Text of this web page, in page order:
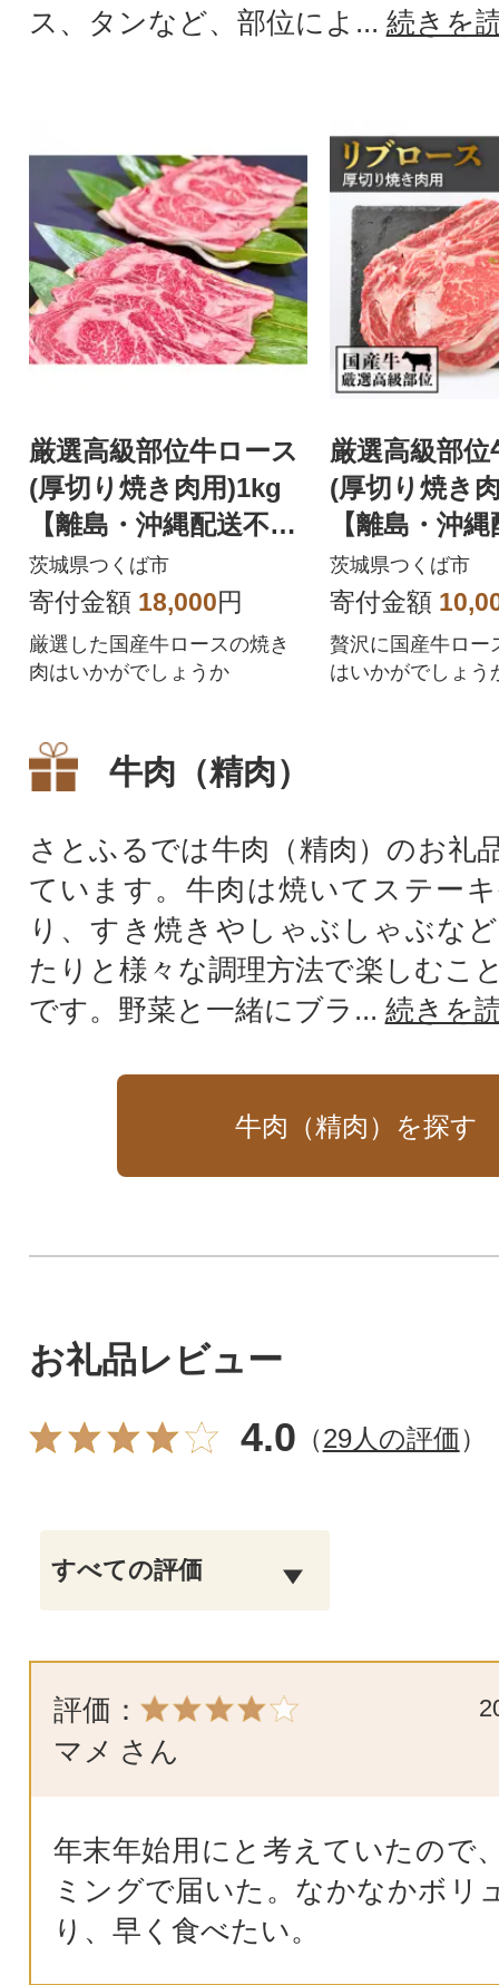
ス、タンなど、部位によ... 続きを
厳選高級部位牛ロース
(厚切り焼き肉用)1kg
【離島・沖縄配送不
可】
茨城県つくば市
寄付金額 18,000円
厳選した国産牛ロースの焼き
肉はいかがでしょうか
厳選高級部
(厚切り焼き
【離島・沖
可】
茨城県つくば市
寄付金額
贅沢に国産牛ロー
はいかがでしょう
牛肉（精肉）
さとふるでは牛肉（精肉）のお礼
ています。牛肉は焼いてステー
り、すき焼きやしゃぶしゃぶな
たりと様々な調理方法で楽しむこ
です。野菜と一緒にブラ... 続きを
牛肉（精肉）を探す
お礼品レビュー
4.0 （29人の評価）
評価：
マメ さん
年末年始用にと考えていたので
ミングで届いた。なかなかボリ
り、早く食べたい。